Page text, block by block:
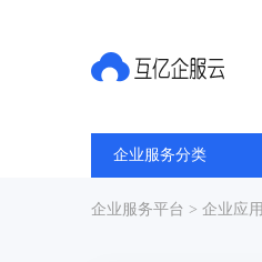
企业服务分类
企业服务平台 > 企业应用